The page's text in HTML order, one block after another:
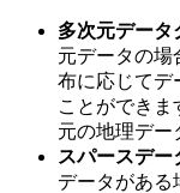
多次元データ
元データの場
布に応じてデ
ことができ
元の地理デー
スパースデー
データがある